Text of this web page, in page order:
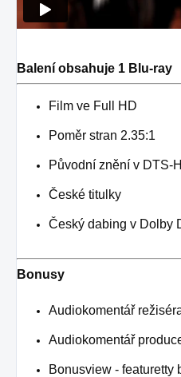
Balení obsahuje 1 Blu-ray
Film ve Full HD
Poměr stran 2.35:1
Původní znění v DTS-
České titulky
Český dabing v Dolby
Bonusy
Audiokomentář
Audiokomentář
Bonusview - featuretty